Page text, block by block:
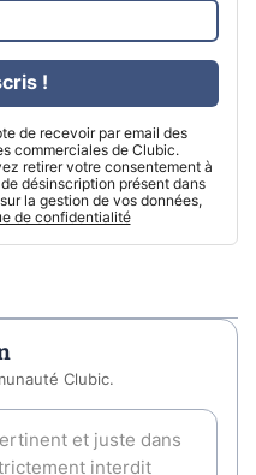
de recevoir par email des
commerciales de Clubic.
retirer votre consentement à
désinscription présent dans
la gestion de vos données,
de confidentialité
!
Clubic.